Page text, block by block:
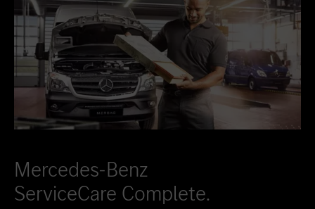
Mercedes-Benz
ServiceCare Complete.